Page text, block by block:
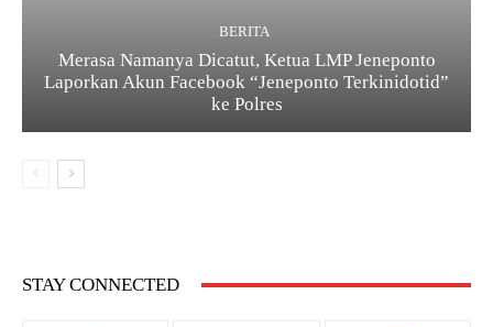
BERITA
Merasa Namanya Dicatut, Ketua LMP Jeneponto
Laporkan Akun Facebook “Jeneponto Terkinidotid”
ke Polres
STAY CONNECTED